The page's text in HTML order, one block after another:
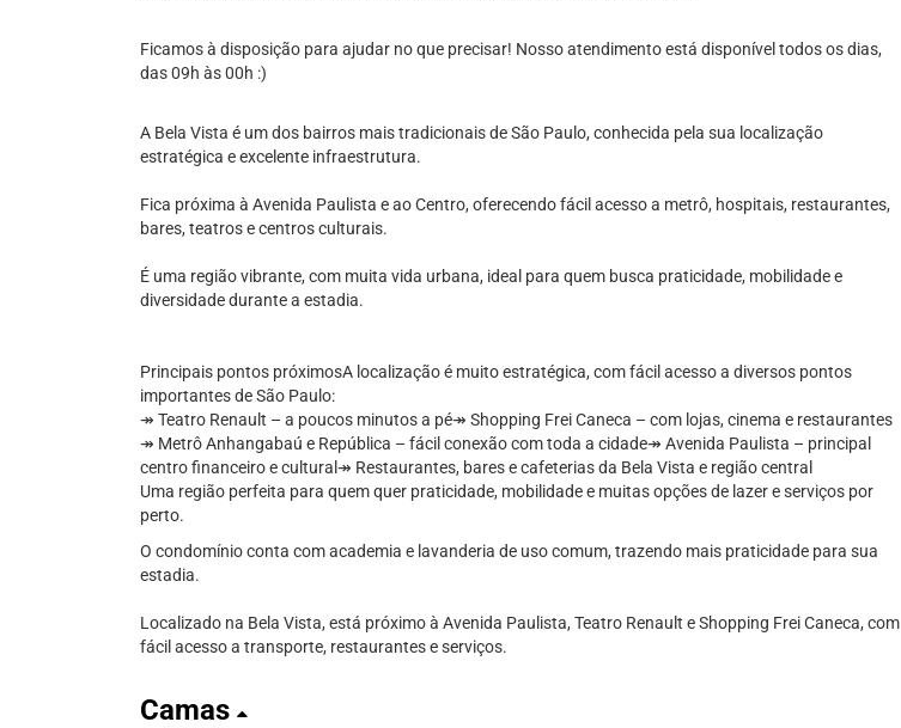
Ficamos à disposição para ajudar no que precisar! Nosso atendimento está disponível todos os dias,
das 09h às 00h :)
A Bela Vista é um dos bairros mais tradicionais de São Paulo, conhecida pela sua localização
estratégica e excelente infraestrutura.
Fica próxima à Avenida Paulista e ao Centro, oferecendo fácil acesso a metrô, hospitais, restaurantes,
bares, teatros e centros culturais.
É uma região vibrante, com muita vida urbana, ideal para quem busca praticidade, mobilidade e
diversidade durante a estadia.
Principais pontos próximosA localização é muito estratégica, com fácil acesso a diversos pontos
importantes de São Paulo:
↠ Teatro Renault – a poucos minutos a pé↠ Shopping Frei Caneca – com lojas, cinema e restaurantes
↠ Metrô Anhangabaú e República – fácil conexão com toda a cidade↠ Avenida Paulista – principal
centro financeiro e cultural↠ Restaurantes, bares e cafeterias da Bela Vista e região central
Uma região perfeita para quem quer praticidade, mobilidade e muitas opções de lazer e serviços por
perto.
O condomínio conta com academia e lavanderia de uso comum, trazendo mais praticidade para sua
estadia.
Localizado na Bela Vista, está próximo à Avenida Paulista, Teatro Renault e Shopping Frei Caneca, com
fácil acesso a transporte, restaurantes e serviços.
Camas